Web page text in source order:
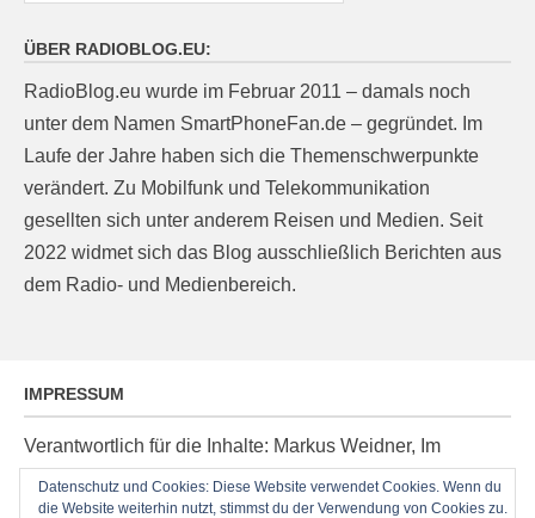
ÜBER RADIOBLOG.EU:
RadioBlog.eu wurde im Februar 2011 – damals noch
unter dem Namen SmartPhoneFan.de – gegründet. Im
Laufe der Jahre haben sich die Themenschwerpunkte
verändert. Zu Mobilfunk und Telekommunikation
gesellten sich unter anderem Reisen und Medien. Seit
2022 widmet sich das Blog ausschließlich Berichten aus
dem Radio- und Medienbereich.
IMPRESSUM
Verantwortlich für die Inhalte: Markus Weidner, Im
Ziegelacker 20, D-63599 Biebergemünd, E-Mail:
post@radioblog.eu
Datenschutz und Cookies: Diese Website verwendet Cookies. Wenn du
die Website weiterhin nutzt, stimmst du der Verwendung von Cookies zu.